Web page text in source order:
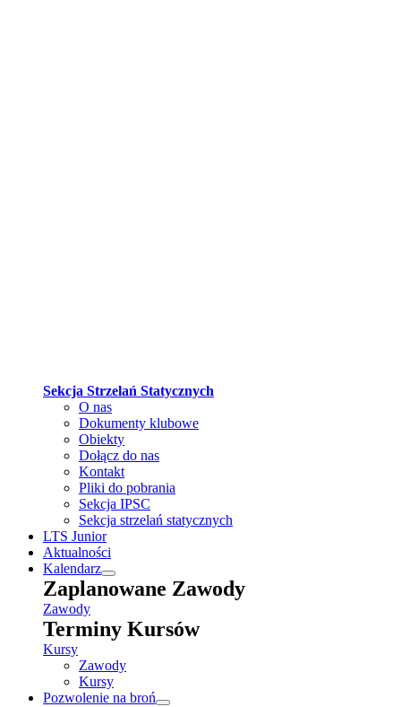
Sekcja Strzelań Statycznych
O nas
Dokumenty klubowe
Obiekty
Dołącz do nas
Kontakt
Pliki do pobrania
Sekcja IPSC
Sekcja strzelań statycznych
LTS Junior
Aktualności
Kalendarz
Zaplanowane Zawody
Zawody
Terminy Kursów
Kursy
Zawody
Kursy
Pozwolenie na broń